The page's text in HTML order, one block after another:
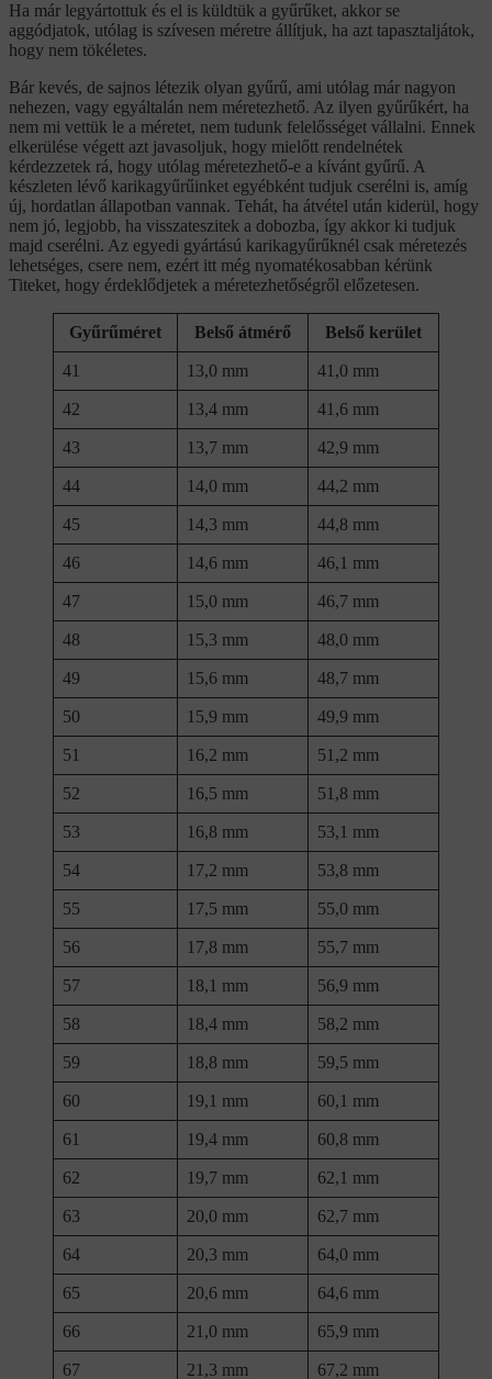
Ha már legyártottuk és el is küldtük a gyűrűket, akkor se
aggódjatok, utólag is szívesen méretre állítjuk, ha azt tapasztaljátok,
hogy nem tökéletes.
Bár kevés, de sajnos létezik olyan gyűrű, ami utólag már nagyon
nehezen, vagy egyáltalán nem méretezhető. Az ilyen gyűrűkért, ha
nem mi vettük le a méretet, nem tudunk felelősséget vállalni. Ennek
elkerülése végett azt javasoljuk, hogy mielőtt rendelnétek
kérdezzetek rá, hogy utólag méretezhető-e a kívánt gyűrű. A
készleten lévő karikagyűrűinket egyébként tudjuk cserélni is, amíg
új, hordatlan állapotban vannak. Tehát, ha átvétel után kiderül, hogy
nem jó, legjobb, ha visszateszitek a dobozba, így akkor ki tudjuk
majd cserélni. Az egyedi gyártású karikagyűrűknél csak méretezés
lehetséges, csere nem, ezért itt még nyomatékosabban kérünk
Titeket, hogy érdeklődjetek a méretezhetőségről előzetesen.
Gyűrűméret Belső átmérő Belső kerület
41 13,0 mm 41,0 mm
42 13,4 mm 41,6 mm
43 13,7 mm 42,9 mm
44 14,0 mm 44,2 mm
45 14,3 mm 44,8 mm
46 14,6 mm 46,1 mm
47 15,0 mm 46,7 mm
48 15,3 mm 48,0 mm
49 15,6 mm 48,7 mm
50 15,9 mm 49,9 mm
51 16,2 mm 51,2 mm
52 16,5 mm 51,8 mm
53 16,8 mm 53,1 mm
54 17,2 mm 53,8 mm
55 17,5 mm 55,0 mm
56 17,8 mm 55,7 mm
57 18,1 mm 56,9 mm
58 18,4 mm 58,2 mm
59 18,8 mm 59,5 mm
60 19,1 mm 60,1 mm
61 19,4 mm 60,8 mm
62 19,7 mm 62,1 mm
63 20,0 mm 62,7 mm
64 20,3 mm 64,0 mm
65 20,6 mm 64,6 mm
66 21,0 mm 65,9 mm
67 21,3 mm 67,2 mm